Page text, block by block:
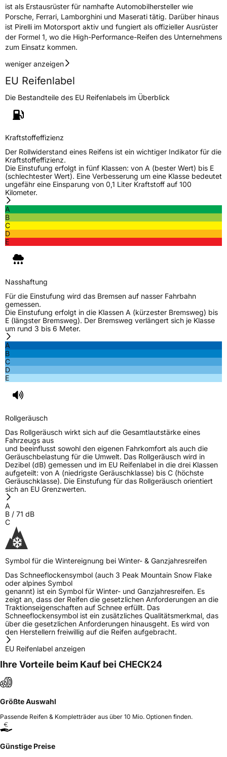
ist als Erstausrüster für namhafte Automobilhersteller wie
Porsche, Ferrari, Lamborghini und Maserati tätig. Darüber hinaus
ist Pirelli im Motorsport aktiv und fungiert als offizieller Ausrüster
der Formel 1, wo die High-Performance-Reifen des Unternehmens
zum Einsatz kommen.
weniger anzeigen
EU Reifenlabel
Die Bestandteile des EU Reifenlabels im Überblick
Kraftstoffeffizienz
Der Rollwiderstand eines Reifens ist ein wichtiger Indikator für die
Kraftstoffeffizienz.
Die Einstufung erfolgt in fünf Klassen: von A (bester Wert) bis E
(schlechtester Wert). Eine Verbesserung um eine Klasse bedeutet
ungefähr eine Einsparung von 0,1 Liter Kraftstoff auf 100
Kilometer.
A
B
C
D
E
Nasshaftung
Für die Einstufung wird das Bremsen auf nasser Fahrbahn
gemessen.
Die Einstufung erfolgt in die Klassen A (kürzester Bremsweg) bis
E (längster Bremsweg). Der Bremsweg verlängert sich je Klasse
um rund 3 bis 6 Meter.
A
B
C
D
E
Rollgeräusch
Das Rollgeräusch wirkt sich auf die Gesamtlautstärke eines
Fahrzeugs aus
und beeinflusst sowohl den eigenen Fahrkomfort als auch die
Geräuschbelastung für die Umwelt. Das Rollgeräusch wird in
Dezibel (dB) gemessen und im EU Reifenlabel in die drei Klassen
aufgeteilt: von A (niedrigste Geräuschklasse) bis C (höchste
Geräuschklasse). Die Einstufung für das Rollgeräusch orientiert
sich an EU Grenzwerten.
A
B / 71 dB
C
Symbol für die Wintereignung bei Winter- & Ganzjahresreifen
Das Schneeflockensymbol (auch 3 Peak Mountain Snow Flake
oder alpines Symbol
genannt) ist ein Symbol für Winter- und Ganzjahresreifen. Es
zeigt an, dass der Reifen die gesetzlichen Anforderungen an die
Traktionseigenschaften auf Schnee erfüllt. Das
Schneeflockensymbol ist ein zusätzliches Qualitätsmerkmal, das
über die gesetzlichen Anforderungen hinausgeht. Es wird von
den Herstellern freiwillig auf die Reifen aufgebracht.
EU Reifenlabel anzeigen
Ihre Vorteile beim Kauf bei CHECK24
Größte Auswahl
Passende Reifen & Kompletträder aus über 10 Mio. Optionen finden.
Günstige Preise